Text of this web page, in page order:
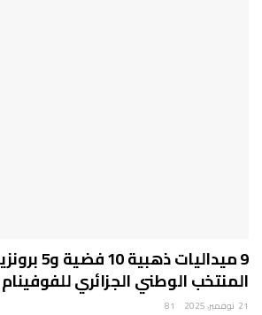
9 ميداليات
المنتخب الوطني الجزائري للفوفينام
21 نوفمبر، 2025 81